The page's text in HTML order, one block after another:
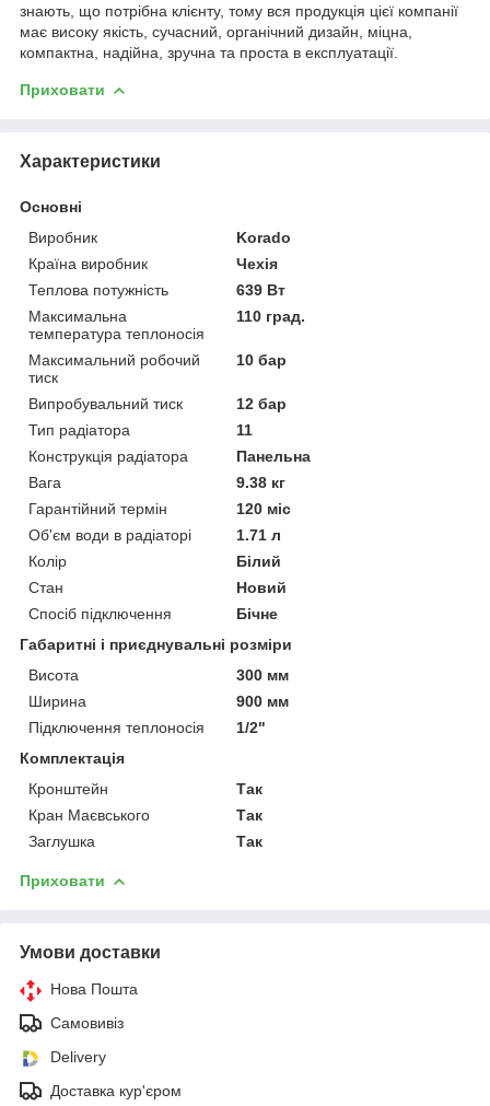
знають, що потрібна клієнту, тому вся продукція цієї компанії
має високу якість, сучасний, органічний дизайн, міцна,
компактна, надійна, зручна та проста в експлуатації.
Приховати
Характеристики
Основні
Виробник
Korado
Країна виробник
Чехія
Теплова потужність
639 Вт
Максимальна
температура теплоносія
110 град.
Максимальний робочий
тиск
10 бар
Випробувальний тиск
12 бар
Тип радіатора
11
Конструкція радіатора
Панельна
Вага
9.38 кг
Гарантійний термін
120 міс
Об'єм води в радіаторі
1.71 л
Колір
Білий
Стан
Новий
Спосіб підключення
Бічне
Габаритні і приєднувальні розміри
Висота
300 мм
Ширина
900 мм
Підключення теплоносія
1/2"
Комплектація
Кронштейн
Так
Кран Маєвського
Так
Заглушка
Так
Приховати
Умови доставки
Нова Пошта
Самовивіз
Delivery
Доставка кур'єром